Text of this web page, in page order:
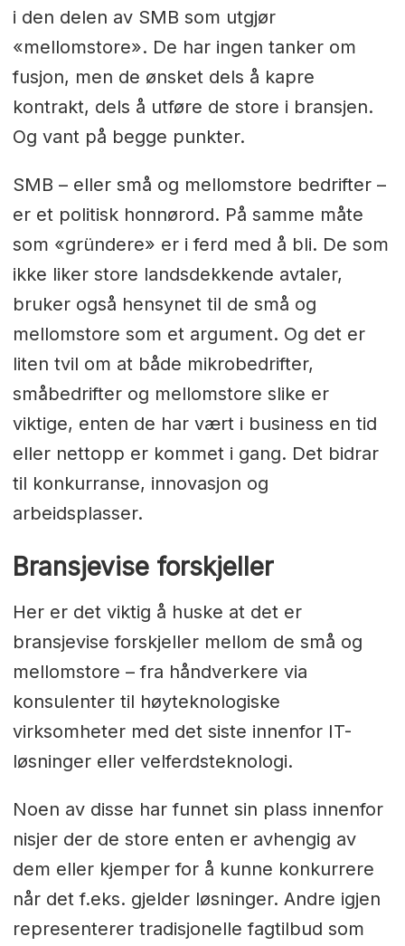
i den delen av SMB som utgjør
«mellomstore». De har ingen tanker om
fusjon, men de ønsket dels å kapre
kontrakt, dels å utføre de store i bransjen.
Og vant på begge punkter.
SMB – eller små og mellomstore bedrifter –
er et politisk honnørord. På samme måte
som «gründere» er i ferd med å bli. De som
ikke liker store landsdekkende avtaler,
bruker også hensynet til de små og
mellomstore som et argument. Og det er
liten tvil om at både mikrobedrifter,
småbedrifter og mellomstore slike er
viktige, enten de har vært i business en tid
eller nettopp er kommet i gang. Det bidrar
til konkurranse, innovasjon og
arbeidsplasser.
Bransjevise forskjeller
Her er det viktig å huske at det er
bransjevise forskjeller mellom de små og
mellomstore – fra håndverkere via
konsulenter til høyteknologiske
virksomheter med det siste innenfor IT-
løsninger eller velferdsteknologi.
Noen av disse har funnet sin plass innenfor
nisjer der de store enten er avhengig av
dem eller kjemper for å kunne konkurrere
når det f.eks. gjelder løsninger. Andre igjen
representerer tradisjonelle fagtilbud som